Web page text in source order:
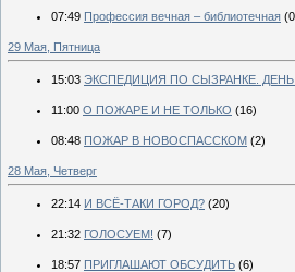
07:49 Профессия вечная – библиотечная
29 Мая, Пятница
15:03 ЭКСПЕДИЦИЯ ПО СЫЗРАНКЕ.
11:00 О ПОЖАРЕ И НЕ ТОЛЬКО (16)
08:48 ПОЖАР В НОВОСПАССКОМ (2)
28 Мая, Четверг
22:14 И ВСЁ-ТАКИ ГОРОД? (20)
21:32 ГОЛОСУЕМ! (7)
18:57 ПРИГЛАШАЮТ ОБСУДИТЬ (6)